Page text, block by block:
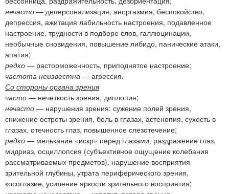
нечасто — деперсонализация, аноргазмия, беспокойство,
депрессия, ажитация лабильность настроения, подавленное
настроение, трудности в подборе слов, галлюцинации,
необычные сновидения, повышение либидо, панические атаки,
апатия;
редко — расторможенность, приподнятое настроение;
частота неизвестна — агрессия.
Со стороны органа зрения
часто — нечеткость зрения, диплопия;
нечасто — нарушения зрения: сужение полей зрения,
снижение остроты зрения, боль в глазах, астенопия, сухость в
глазах, отечность глаз, повышенное слезотечение;
редко — мелькание «искр» перед глазами, раздражение глаз,
мидриаз, осциллопсия (субъективное ощущение колебания
рассматриваемых предметов), нарушение восприятия
зрительной глубины, утрата периферического зрения,
косоглазие, усиление яркости зрительного восприятия;